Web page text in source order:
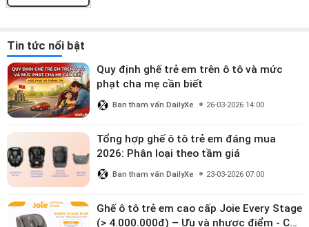
Tin tức nổi bật
Quy định ghế trẻ em trên ô tô và mức
phạt cha mẹ cần biết
Ban tham vấn DailyXe 26-03-2026 14:00
Tổng hợp ghế ô tô trẻ em đáng mua
2026: Phân loại theo tầm giá
Ban tham vấn DailyXe 23-03-2026 07:00
Ghế ô tô trẻ em cao cấp Joie Every Stage
(> 4.000.000đ) – Ưu và nhược điểm - Có